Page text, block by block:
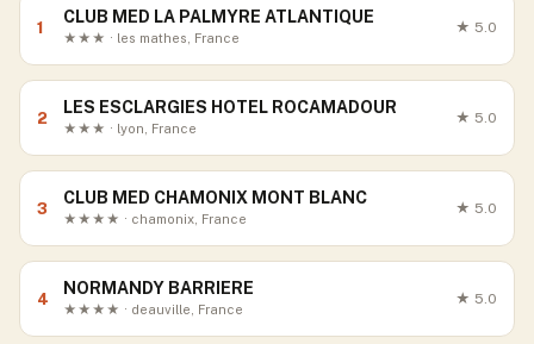
1
CLUB MED LA PALMYRE ATLANTIQUE
★★★ · les mathes, France
★ 5.0
2
LES ESCLARGIES HOTEL ROCAMADOUR
★★★ · lyon, France
★ 5.0
3
CLUB MED CHAMONIX MONT BLANC
★★★★ · chamonix, France
★ 5.0
4
NORMANDY BARRIERE
★★★★ · deauville, France
★ 5.0